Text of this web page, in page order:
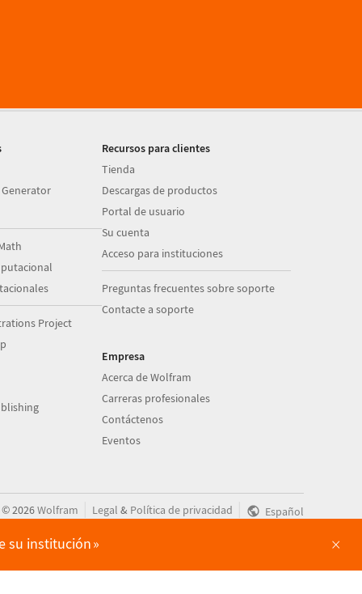
Project
Recursos para clientes
Tienda
Descargas de productos
Portal de usuario
Su cuenta
Acceso para instituciones
Preguntas frecuentes sobre soporte
Contacte a soporte
Empresa
Acerca de Wolfram
Carreras profesionales
Contáctenos
Eventos
©2026Wolfram Legal & Política de privacidad Español
su institución ×